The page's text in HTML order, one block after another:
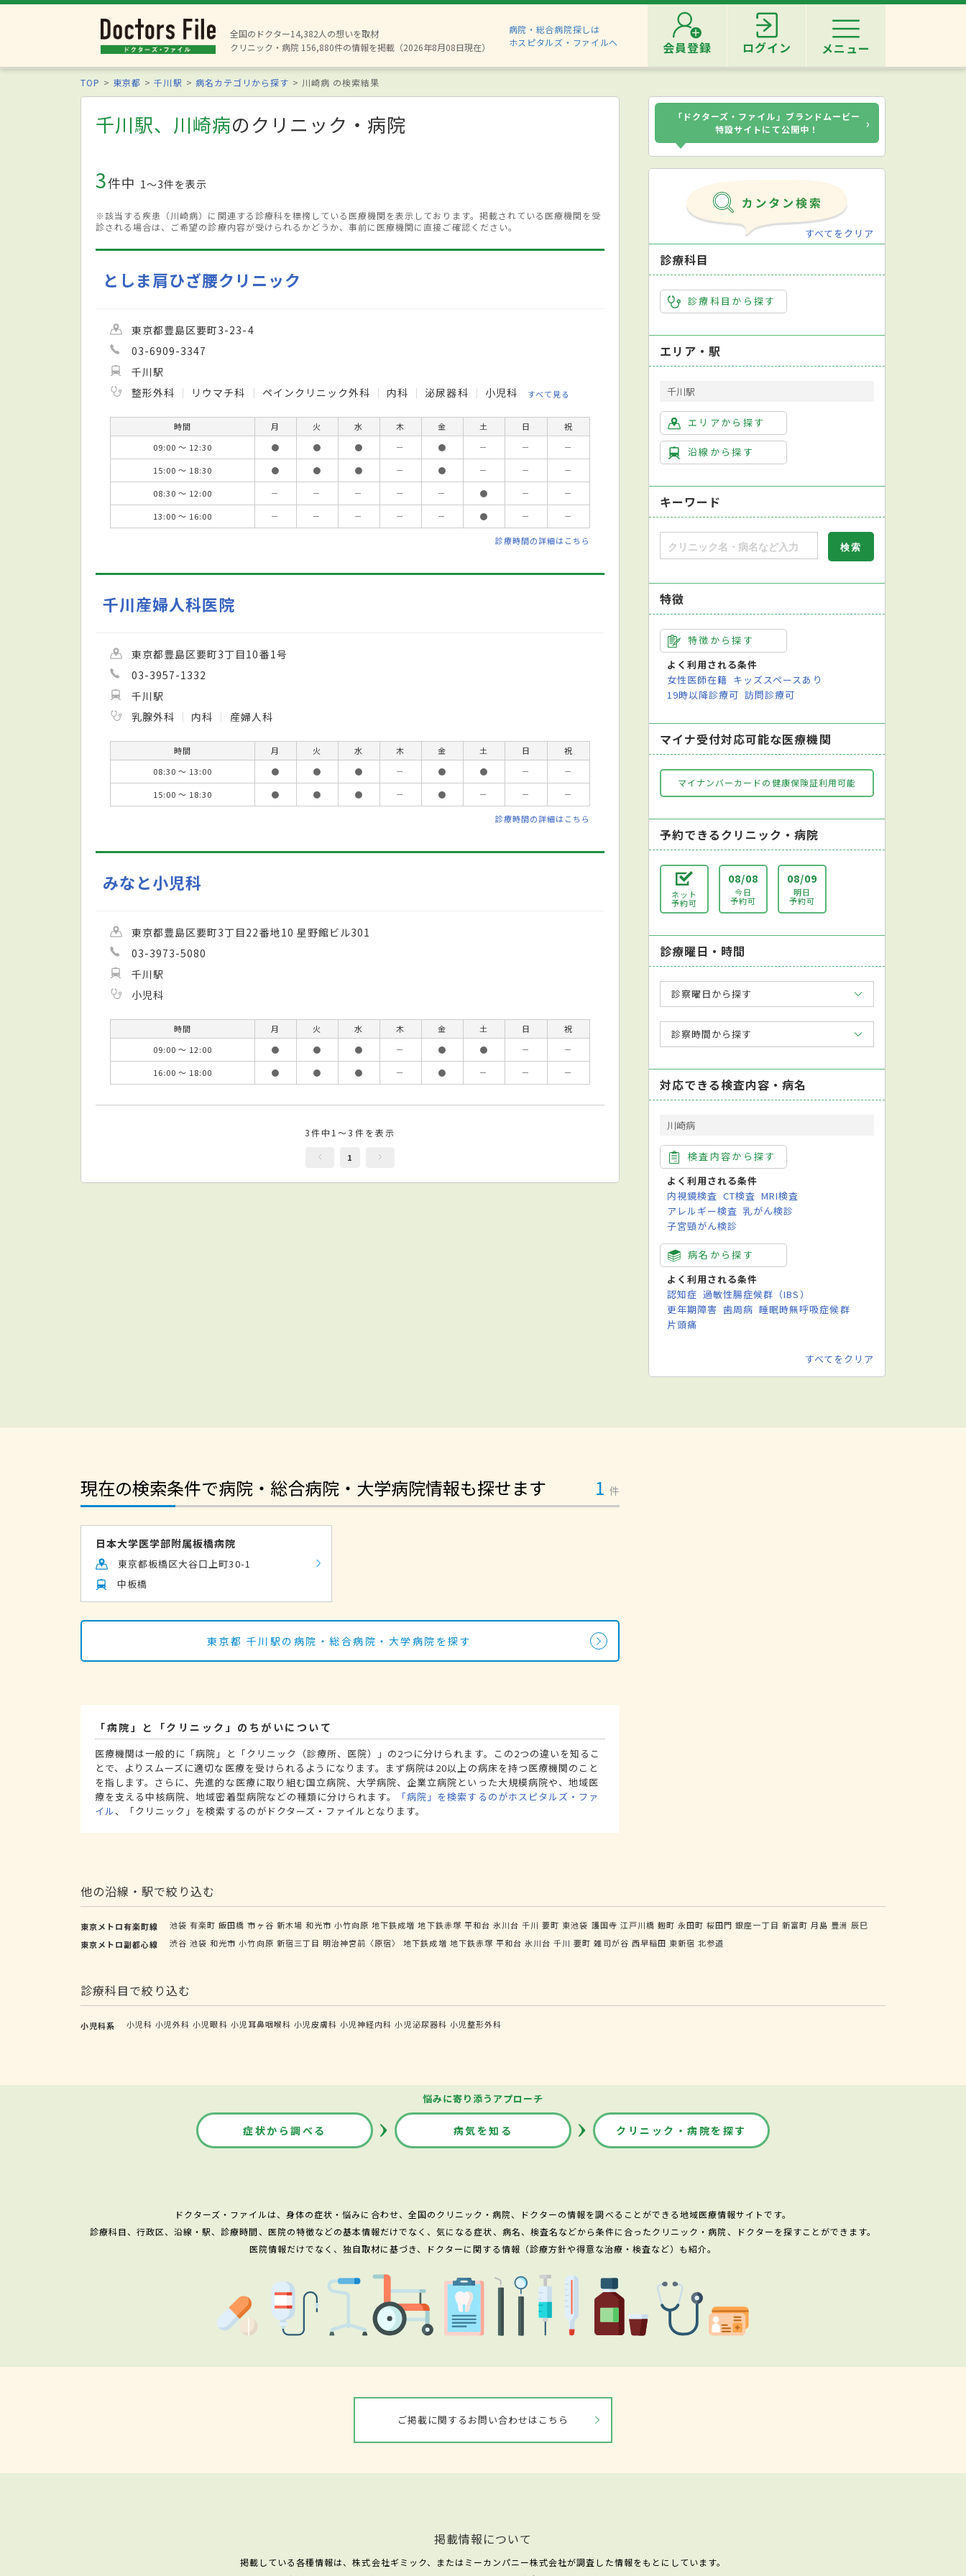
全国のドクター14,382人の想いを取材
クリニック・病院 156,880件の情報を掲載（2026年8月08日現在）
病院・総合病院探しは
ホスピタルズ・ファイルへ
会員登録 ログイン メニュー
TOP 東京都 千川駅 病名カテゴリから探す 川崎病 の検索結果
千川駅、川崎病のクリニック・病院
3件中 1〜3件を表示
※該当する疾患（川崎病）に関連する診療科を標榜している医療機関を表示しております。掲載されている医療機関を受
診される場合は、ご希望の診療内容が受けられるかどうか、事前に医療機関に直接ご確認ください。
としま肩ひざ腰クリニック
東京都豊島区要町3-23-4
03-6909-3347
千川駅
整形外科
リウマチ科 ペインクリニック外科 内科 泌尿器科 小児科 すべて見る
時間 月 火 水 木 金 土 日
祝
09:00 ～ 12:30
● ● ● － ● － －
－
15:00 ～ 18:30
● ● ● － ● － －
－
08:30 ～ 12:00
－ － － － － ● －
－
13:00 ～ 16:00
－ － － － － ● － －
診療時間の詳細はこちら
千川産婦人科医院
東京都豊島区要町3丁目10番1号
03-3957-1332
千川駅
乳腺外科
内科 産婦人科
時間 月 火 水 木 金 土 日
祝
08:30 ～ 13:00
● ● ● － ● ● －
－
15:00 ～ 18:30
● ● ● － ● － － －
診療時間の詳細はこちら
みなと小児科
東京都豊島区要町3丁目22番地10 星野館ビル301
03-3973-5080
千川駅
小児科
時間 月 火 水 木 金 土 日
祝
09:00 ～ 12:00
● ● ● － ● ● －
－
16:00 ～ 18:00
● ● ● － ● － － －
3件中1～3件を表示
1
「ドクターズ・ファイル」ブランドムービー
特設サイトにて公開中！
›
すべてをクリア
診療科目
診療科目から探す
エリア・駅
千川駅
エリアから探す
沿線から探す
キーワード
特徴
特徴から探す
よく利用される条件
女性医師在籍 キッズスペースあり
19時以降診療可 訪問診療可
マイナ受付対応可能な医療機関
マイナンバーカードの健康保険証利用可能
予約できるクリニック・病院
ネット
予約可
08/08
今日
予約可
08/09
明日
予約可
診療曜日・時間
診察曜日から探す
診察時間から探す
対応できる検査内容・病名
川崎病
検査内容から探す
よく利用される条件
内視鏡検査 CT検査 MRI検査
アレルギー検査 乳がん検診
子宮頸がん検診
病名から探す
よく利用される条件
認知症 過敏性腸症候群（IBS）
更年期障害 歯周病 睡眠時無呼吸症候群
片頭痛
すべてをクリア
現在の検索条件で病院・総合病院・大学病院情報も探せます 1 件
日本大学医学部附属板橋病院
東京都板橋区大谷口上町30-1
中板橋
東京都 千川駅の病院・総合病院・大学病院を探す
「病院」と「クリニック」のちがいについて
医療機関は一般的に「病院」と「クリニック（診療所、医院）」の2つに分けられます。この2つの違いを知るこ
とで、よりスムーズに適切な医療を受けられるようになります。まず病院は20以上の病床を持つ医療機関のこと
を指します。さらに、先進的な医療に取り組む国立病院、大学病院、企業立病院といった大規模病院や、地域医
療を支える中核病院、地域密着型病院などの種類に分けられます。
「病院」を検索するのがホスピタルズ・ファ
イル、「クリニック」を検索するのがドクターズ・ファイルとなります。
他の沿線・駅で絞り込む
東京メトロ有楽町線 池袋 有楽町 飯田橋 市ヶ谷 新木場 和光市 小竹向原 地下鉄成増 地下鉄赤塚 平和台 氷川台 千川 要町 東池袋 護国寺 江戸川橋 麹町 永田町 桜田門 銀座一丁目 新富町 月島 豊洲 辰巳
東京メトロ副都心線
渋谷 池袋 和光市 小竹向原 新宿三丁目 明治神宮前〈原宿〉 地下鉄成増 地下鉄赤塚 平和台 氷川台 千川 要町 雑司が谷 西早稲田 東新宿 北参道
診療科目で絞り込む
小児科系 小児科 小児外科 小児眼科 小児耳鼻咽喉科 小児皮膚科 小児神経内科 小児泌尿器科 小児整形外科
悩みに寄り添うアプローチ
症状から調べる 病気を知る クリニック・病院を探す
ドクターズ・ファイルは、身体の症状・悩みに合わせ、全国のクリニック・病院、ドクターの情報を調べることができる地域医療情報サイトです。
診療科目、行政区、沿線・駅、診療時間、医院の特徴などの基本情報だけでなく、気になる症状、病名、検査名などから条件に合ったクリニック・病院、ドクターを探すことができます。
医院情報だけでなく、独自取材に基づき、ドクターに関する情報（診療方針や得意な治療・検査など）も紹介。
ご掲載に関するお問い合わせはこちら
掲載情報について
掲載している各種情報は、株式会社ギミック、またはミーカンパニー株式会社が調査した情報をもとにしています。